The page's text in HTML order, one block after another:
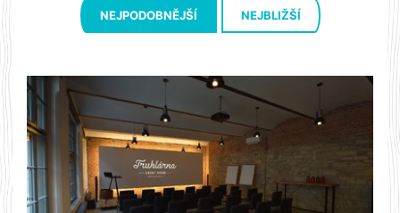
NEJPODOBNĚJŠÍ NEJBLIŽŠÍ